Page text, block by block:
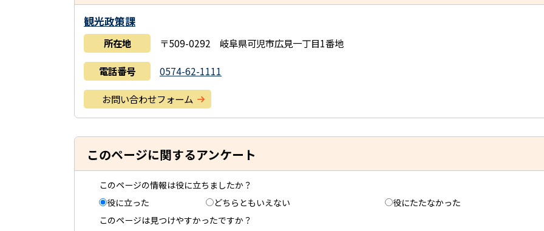
観光政策課
所在地 〒509-0292 岐阜県可児市広見一丁目1番地
電話番号 0574-62-1111
お問い合わせフォーム
このページに関するアンケート
このページの情報は役に立ちましたか？
役に立った
どちらともいえない
役にたたなかった
このページは見つけやすかったですか？